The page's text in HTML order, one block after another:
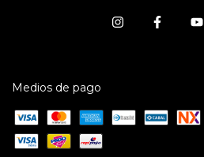
Medios de pago